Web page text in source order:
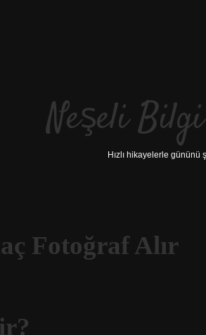
Neşeli
Hızlı hikayelerle gününü
Fotoğraf Alır